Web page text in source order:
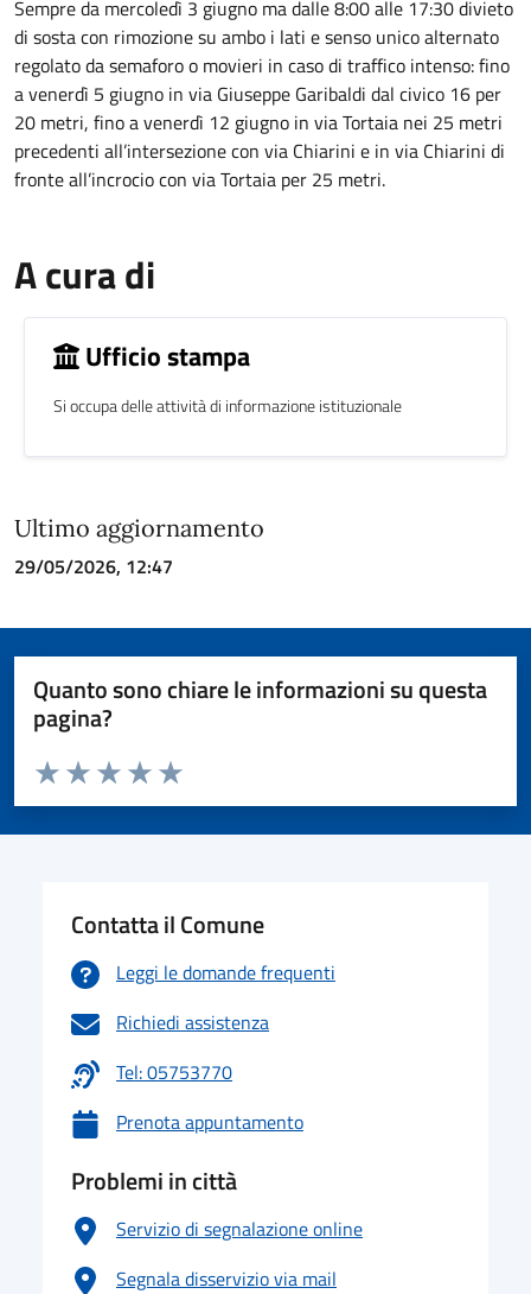
Sempre da mercoledì 3 giugno ma dalle 8:00 alle 17:30 divieto
di sosta con rimozione su ambo i lati e senso unico alternato
regolato da semaforo o movieri in caso di traffico intenso: fino
a venerdì 5 giugno in via Giuseppe Garibaldi dal civico 16 per
20 metri, fino a venerdì 12 giugno in via Tortaia nei 25 metri
precedenti all’intersezione con via Chiarini e in via Chiarini di
fronte all’incrocio con via Tortaia per 25 metri.
A cura di
Ufficio stampa
Si occupa delle attività di informazione istituzionale
Ultimo aggiornamento
29/05/2026, 12:47
Quanto sono chiare le informazioni su questa
pagina?
Valuta da 1 a 5 stelle la pagina
Valuta 5 stelle su 5
Valuta 4 stelle su 5
Valuta 3 stelle su 5
Valuta 2 stelle su 5
Valuta 1 stelle su 5
Contatta il Comune
Leggi le domande frequenti
Richiedi assistenza
Tel: 05753770
Prenota appuntamento
Problemi in città
Servizio di segnalazione online
Segnala disservizio via mail